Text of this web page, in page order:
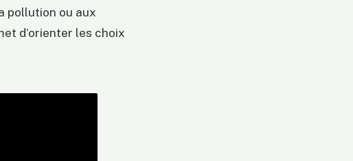
pollution ou aux
d’orienter les choix